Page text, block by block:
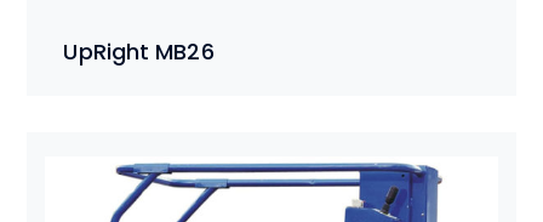
UpRight MB26